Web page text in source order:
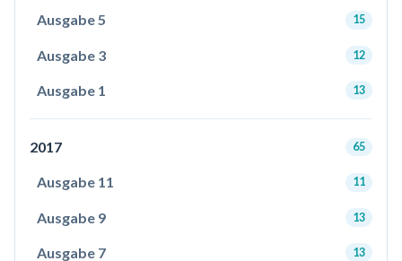
Ausgabe 5 15
Ausgabe 3 12
Ausgabe 1 13
2017 65
Ausgabe 11 11
Ausgabe 9 13
Ausgabe 7 13